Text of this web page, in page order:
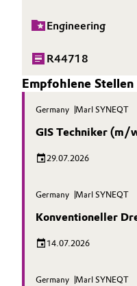
Engineering
R44718
Empfohlene Stellen
Germany Marl SYNEQT
GIS Techniker
29.07.2026
Germany Marl SYNEQT
Konventioneller
14.07.2026
Germany Marl SYNEQT